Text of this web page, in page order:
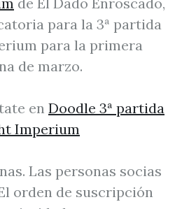
para la 3ª partida
para la primera
de marzo.
en Doodle 3ª partida
Imperium
Las personas socias
orden de suscripción